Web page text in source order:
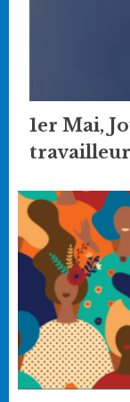
1er Mai,